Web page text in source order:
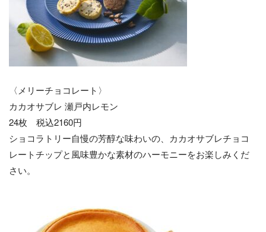
〈メリーチョコレート〉
カカオサブレ 瀬戸内レモン
24枚 税込2160円
ショコラトリー自慢の芳醇な味わいの、カカオサブレチョコ
レートチップと風味豊かな素材のハーモニーをお楽しみくだ
さい。